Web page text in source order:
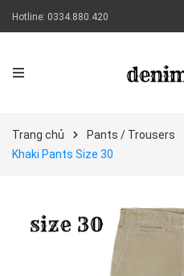
Hotline: 0334.880.420
Trang chủ Pants / Trousers
Khaki Pants Size 30